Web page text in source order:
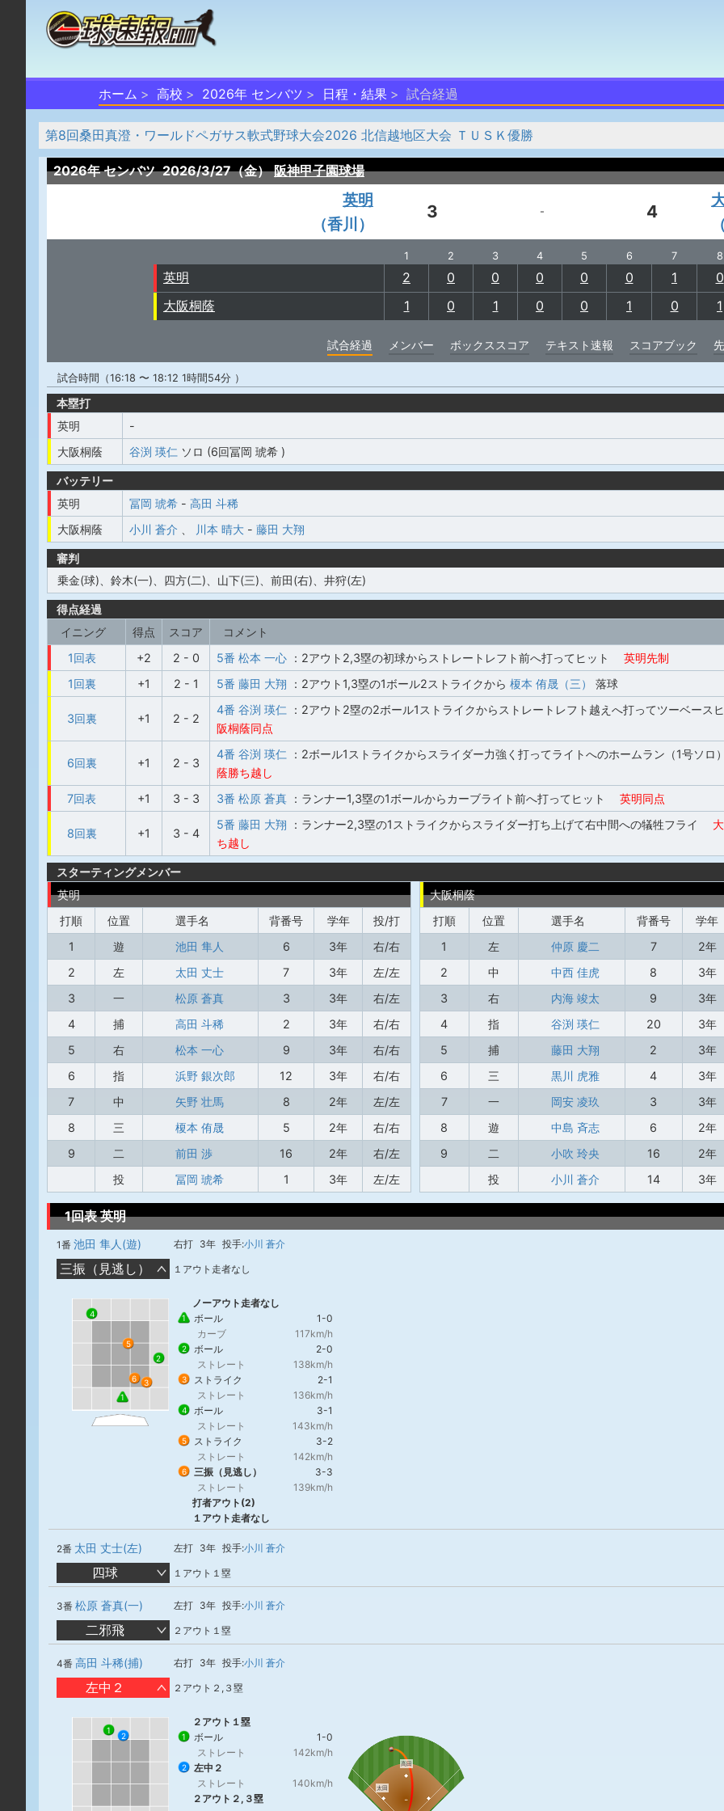
ホーム 高校 2026年 センバツ 日程・結果 試合経過
第8回桑田真澄・ワールドペガサス軟式野球大会2026 北信越地区大会 ＴＵＳＫ優勝
2026年 センバツ 2026/3/27（金） 阪神甲子園球場
英明
（香川）
3 - 4
1 2 3 4 5 6 7 8
英明 2 0 0 0 0 0 1 0
大阪桐蔭
1 0 1 0 0 1 0 1
試合経過 メンバー ボックススコア テキスト速報 スコアブック
試合時間（16:18 〜 18:12 1時間54分 ）
本塁打
英明
-
大阪桐蔭
谷渕 瑛仁 ソロ (6回冨岡 琥希 )
バッテリー
英明
冨岡 琥希 - 高田 斗稀
大阪桐蔭
小川 蒼介 川本 晴大 - 藤田 大翔
審判
乗金(球)、鈴木(一)、四方(二)、山下(三)、前田(右)、井狩(左)
得点経過
イニング
得点 スコア
コメント
1回表
+2 2 - 0 5番 松本 一心 ：2アウト2,3塁の初球からストレートレフト前へ打ってヒット
英明先制
1回裏
+1 2 - 1 5番 藤田 大翔 ：2アウト1,3塁の1ボール2ストライクから 榎本 侑晟（三） 落球
3回裏 +1 2 - 2
4番 谷渕 瑛仁 ：2アウト2塁の2ボール1ストライクからストレートレフト越えへ打ってツーベース
阪桐蔭同点
6回裏 +1 2 - 3
4番 谷渕 瑛仁 ：2ボール1ストライクからスライダー力強く打ってライトへのホームラン（1号ソロ）
蔭勝ち越し
7回表
+1 3 - 3 3番 松原 蒼真 ：ランナー1,3塁の1ボールからカーブライト前へ打ってヒット 英明同点
8回裏 +1 3 - 4
5番 藤田 大翔 ：ランナー2,3塁の1ストライクからスライダー打ち上げて右中間への犠牲フライ
大
ち越し
スターティングメンバー
英明
打順
位置 選手名 背番号 学年
投/打
1
遊 池田 隼人 6 3年
右/右
2
左 太田 丈士 7 3年
左/左
3
一 松原 蒼真 3 3年
右/左
4
捕 高田 斗稀 2 3年
右/右
5
右 松本 一心 9 3年
右/右
6
指 浜野 銀次郎 12 3年
右/右
7
中 矢野 壮馬 8 2年
左/左
8
三 榎本 侑晟 5 2年
右/右
9
二 前田 渉 16 2年
右/左
投
冨岡 琥希 1 3年 左/左
大阪桐蔭
打順
位置 選手名 背番号 学年
1
左 仲原 慶二 7 2年
2
中 中西 佳虎 8 3年
3
右 内海 竣太 9 3年
4
指 谷渕 瑛仁 20 3年
5
捕 藤田 大翔 2 3年
6
三 黒川 虎雅 4 3年
7
一 岡安 凌玖 3 3年
8
遊 中島 斉志 6 2年
9
二 小吹 玲央 16 2年
投
小川 蒼介 14 3年
1回表 英明
1番 池田 隼人(遊) 右打 3年 投手:小川 蒼介
三振（見逃し） １アウト走者なし
1
2
3
4
5
6
ノーアウト走者なし
1 ボール
1-0
カーブ
117km/h
2 ボール
2-0
ストレート
138km/h
3 ストライク
2-1
ストレート
136km/h
4 ボール
3-1
ストレート
143km/h
5 ストライク
3-2
ストレート
142km/h
6 三振（見逃し）
3-3
ストレート
139km/h
打者アウト(2)
１アウト走者なし
2番 太田 丈士(左) 左打 3年 投手:小川 蒼介
四球 １アウト１塁
3番 松原 蒼真(一) 左打 3年 投手:小川 蒼介
二邪飛 ２アウト１塁
4番 高田 斗稀(捕) 右打 3年 投手:小川 蒼介
左中２ ２アウト２,３塁
1
2
２アウト１塁
1 ボール
1-0
ストレート
142km/h
2
左中２
ストレート
140km/h
２アウト２,３塁
太田
高田